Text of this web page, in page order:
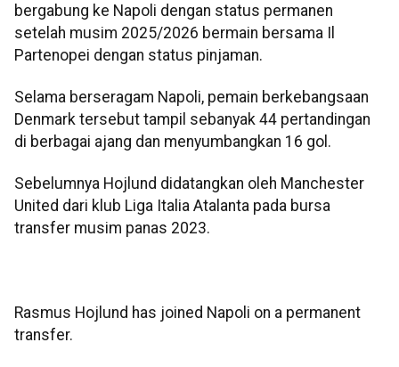
bergabung ke Napoli dengan status permanen
setelah musim 2025/2026 bermain bersama Il
Partenopei dengan status pinjaman.
Selama berseragam Napoli, pemain berkebangsaan
Denmark tersebut tampil sebanyak 44 pertandingan
di berbagai ajang dan menyumbangkan 16 gol.
Sebelumnya Hojlund didatangkan oleh Manchester
United dari klub Liga Italia Atalanta pada bursa
transfer musim panas 2023.
Rasmus Hojlund has joined Napoli on a permanent
transfer.